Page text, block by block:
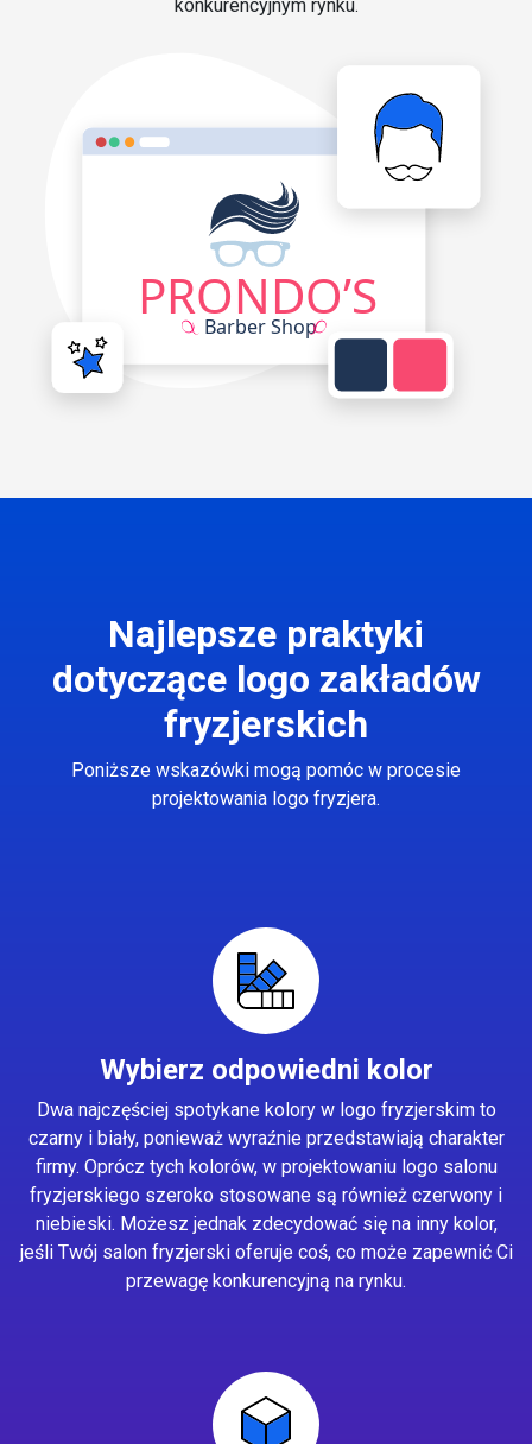
konkurencyjnym rynku.
Najlepsze praktyki
dotyczące logo zakładów
fryzjerskich
Poniższe wskazówki mogą pomóc w procesie
projektowania logo fryzjera.
Wybierz odpowiedni kolor
Dwa najczęściej spotykane kolory w logo fryzjerskim to
czarny i biały, ponieważ wyraźnie przedstawiają charakter
firmy. Oprócz tych kolorów, w projektowaniu logo salonu
fryzjerskiego szeroko stosowane są również czerwony i
niebieski. Możesz jednak zdecydować się na inny kolor,
jeśli Twój salon fryzjerski oferuje coś, co może zapewnić Ci
przewagę konkurencyjną na rynku.